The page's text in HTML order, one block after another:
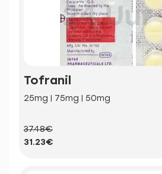
Tofranil
25mg | 75mg | 50mg
37.48€
31.23€